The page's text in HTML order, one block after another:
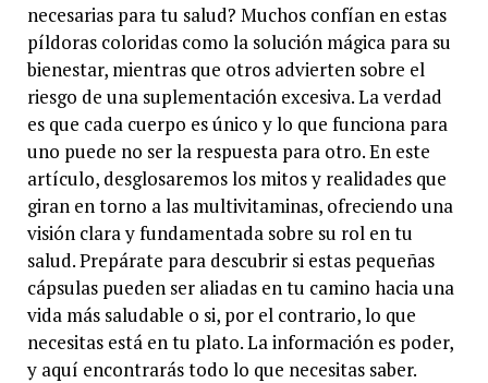
necesarias para tu salud? Muchos confían en estas
píldoras coloridas como la solución mágica para su
bienestar, mientras que otros advierten sobre el
riesgo de una suplementación excesiva. La verdad
es que cada cuerpo es único y lo que funciona para
uno puede no ser la respuesta para otro. En este
artículo, desglosaremos los mitos y realidades que
giran en torno a las multivitaminas, ofreciendo una
visión clara y fundamentada sobre su rol en tu
salud. Prepárate para descubrir si estas pequeñas
cápsulas pueden ser aliadas en tu camino hacia una
vida más saludable o si, por el contrario, lo que
necesitas está en tu plato. La información es poder,
y aquí encontrarás todo lo que necesitas saber.